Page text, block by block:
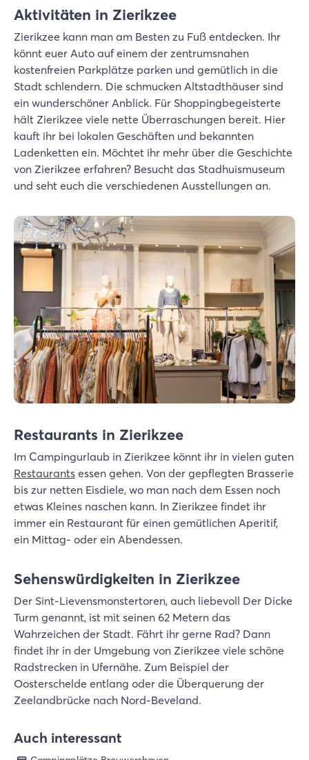
Aktivitäten in Zierikzee
Zierikzee kann man am Besten zu Fuß entdecken. Ihr
könnt euer Auto auf einem der zentrumsnahen
kostenfreien Parkplätze parken und gemütlich in die
Stadt schlendern. Die schmucken Altstadthäuser sind
ein wunderschöner Anblick. Für Shoppingbegeisterte
hält Zierikzee viele nette Überraschungen bereit. Hier
kauft ihr bei lokalen Geschäften und bekannten
Ladenketten ein. Möchtet ihr mehr über die Geschichte
von Zierikzee erfahren? Besucht das Stadhuismuseum
und seht euch die verschiedenen Ausstellungen an.
Restaurants in Zierikzee
Im Campingurlaub in Zierikzee könnt ihr in vielen guten
Restaurants essen gehen. Von der gepflegten Brasserie
bis zur netten Eisdiele, wo man nach dem Essen noch
etwas Kleines naschen kann. In Zierikzee findet ihr
immer ein Restaurant für einen gemütlichen Aperitif,
ein Mittag- oder ein Abendessen.
Sehenswürdigkeiten in Zierikzee
Der Sint-Lievensmonstertoren, auch liebevoll Der Dicke
Turm genannt, ist mit seinen 62 Metern das
Wahrzeichen der Stadt. Fährt ihr gerne Rad? Dann
findet ihr in der Umgebung von Zierikzee viele schöne
Radstrecken in Ufernähe. Zum Beispiel der
Oosterschelde entlang oder die Überquerung der
Zeelandbrücke nach Nord-Beveland.
Auch interessant